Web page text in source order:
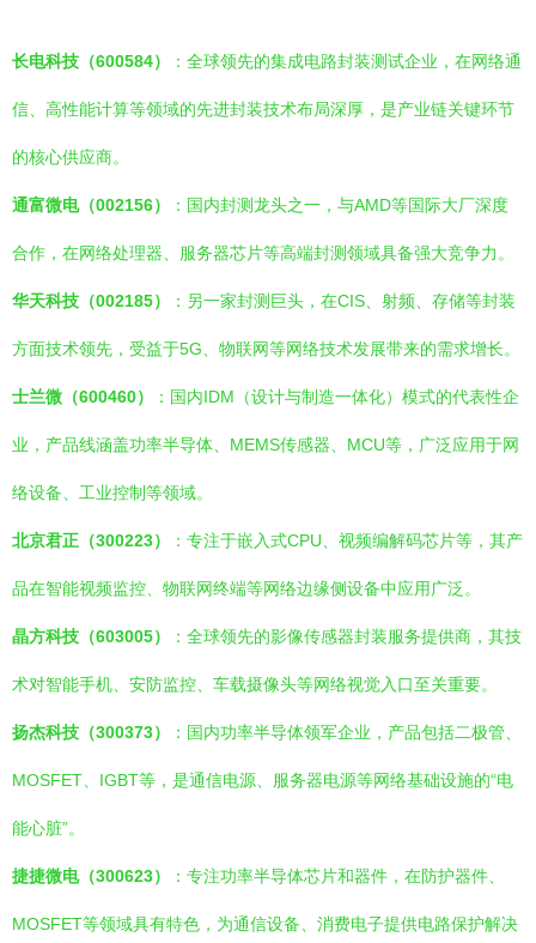
长电科技（600584） ：全球领先的集成电路封装测试企业，在网络通
信、高性能计算等领域的先进封装技术布局深厚，是产业链关键环节
的核心供应商。
通富微电（002156） ：国内封测龙头之一，与AMD等国际大厂深度
合作，在网络处理器、服务器芯片等高端封测领域具备强大竞争力。
华天科技（002185） ：另一家封测巨头，在CIS、射频、存储等封装
方面技术领先，受益于5G、物联网等网络技术发展带来的需求增长。
士兰微（600460） ：国内IDM（设计与制造一体化）模式的代表性企
业，产品线涵盖功率半导体、MEMS传感器、MCU等，广泛应用于网
络设备、工业控制等领域。
北京君正（300223） ：专注于嵌入式CPU、视频编解码芯片等，其产
品在智能视频监控、物联网终端等网络边缘侧设备中应用广泛。
晶方科技（603005） ：全球领先的影像传感器封装服务提供商，其技
术对智能手机、安防监控、车载摄像头等网络视觉入口至关重要。
扬杰科技（300373） ：国内功率半导体领军企业，产品包括二极管、
MOSFET、IGBT等，是通信电源、服务器电源等网络基础设施的“电
能心脏”。
捷捷微电（300623） ：专注功率半导体芯片和器件，在防护器件、
MOSFET等领域具有特色，为通信设备、消费电子提供电路保护解决